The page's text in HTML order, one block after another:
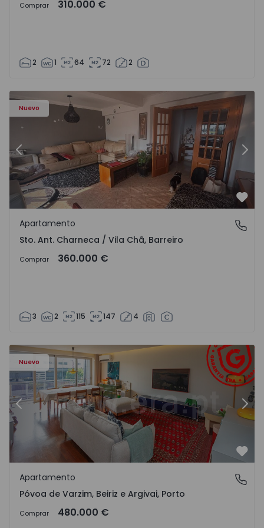
Comprar 310.000 €
2 1 64 72 2
Nuevo
- 11
Apartamento T3 Barreiro, Santo António da Charneca -
Anterior
Sto. Ant. Charneca / Vila Chã, Barreiro
Apartamento
Sto. Ant. Charneca / Vila Chã, Barreiro
Comprar 360.000 €
3 2 115 147 4
Nuevo
e Argivai - 1574602 - 20
Apartamento T3 Póvoa de Varzim, Póvoa de Varzim,
Anterior
Póvoa de Varzim, Beiriz e Argivai, Porto
Apartamento
Póvoa de Varzim, Beiriz e Argivai, Porto
Comprar 480.000 €